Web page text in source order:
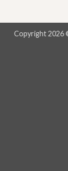
Copyright 2026